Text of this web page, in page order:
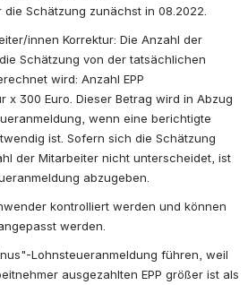
Schätzung zunächst in 08.2022.
innen Korrektur: Die Anzahl der
Schätzung von der tatsächlichen
wird: Anzahl EPP
x 300 Euro. Dieser Betrag wird in Abzug
wenn eine berichtigte
ist. Sofern sich die Schätzung
der Mitarbeiter nicht unterscheidet, ist
abzugeben.
kontrolliert werden und können
werden.
Lohnsteueranmeldung führen, weil
ausgezahlten EPP größer ist als